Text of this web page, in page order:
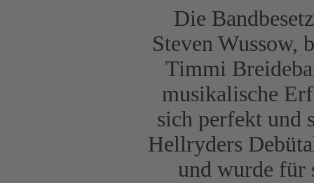
Die
Steven Wussow,
Timmi
musikalische
sich perfekt und
Hellryders
und wurde für